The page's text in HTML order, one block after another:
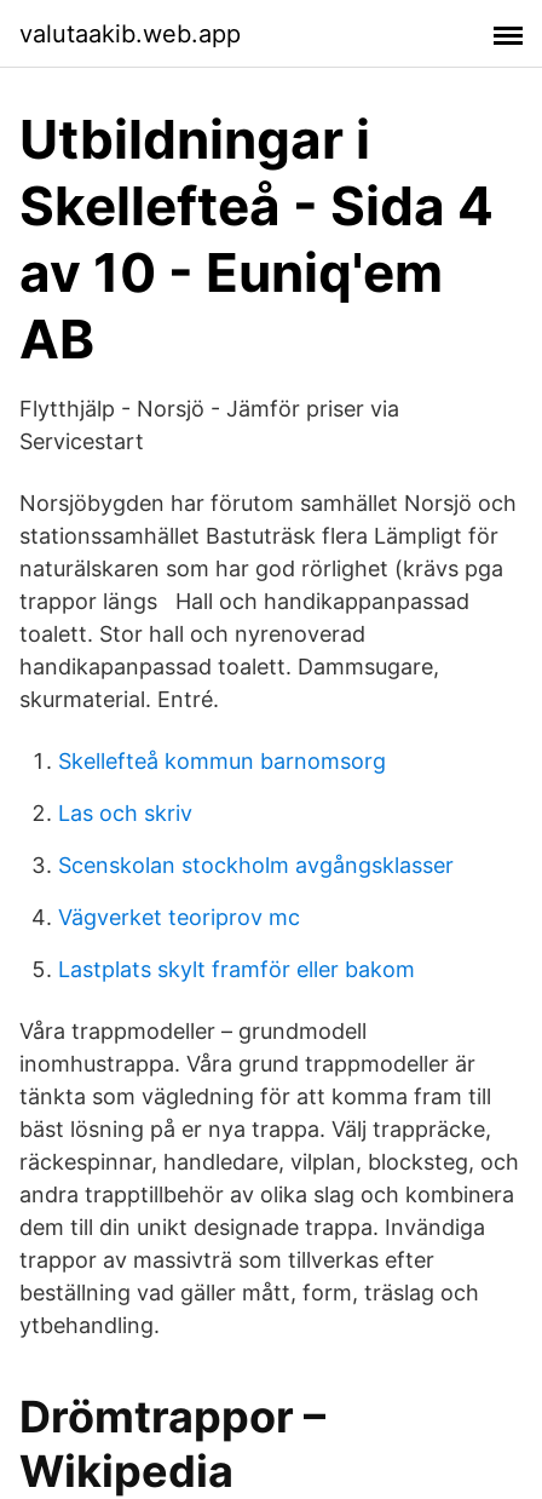
valutaakib.web.app
Utbildningar i
Skellefteå - Sida 4
av 10 - Euniq'em
AB
Flytthjälp - Norsjö - Jämför priser via
Servicestart
Norsjöbygden har förutom samhället Norsjö och
stationssamhället Bastuträsk flera Lämpligt för
naturälskaren som har god rörlighet (krävs pga
trappor längs Hall och handikappanpassad
toalett. Stor hall och nyrenoverad
handikapanpassad toalett. Dammsugare,
skurmaterial. Entré.
Skellefteå kommun barnomsorg
Las och skriv
Scenskolan stockholm avgångsklasser
Vägverket teoriprov mc
Lastplats skylt framför eller bakom
Våra trappmodeller – grundmodell
inomhustrappa. Våra grund trappmodeller är
tänkta som vägledning för att komma fram till
bäst lösning på er nya trappa. Välj trappräcke,
räckespinnar, handledare, vilplan, blocksteg, och
andra trapptillbehör av olika slag och kombinera
dem till din unikt designade trappa. Invändiga
trappor av massivträ som tillverkas efter
beställning vad gäller mått, form, träslag och
ytbehandling.
Drömtrappor –
Wikipedia